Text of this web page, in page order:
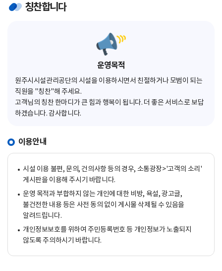
칭찬합니다
운영목적
원주시시설관리공단의 시설을 이용하시면서 친절하거나 모범이 되는
직원을 "칭찬"해 주세요.
고객님의 칭찬 한마디가 큰 힘과 행복이 됩니다. 더 좋은 서비스로 보답
하겠습니다. 감사합니다.
이용안내
시설 이용 불편, 문의, 건의사항 등의 경우, 소통광장>'고객의 소리'
게시판을 이용해 주시기 바랍니다.
운영 목적과 부합하지 않는 개인에 대한 비방, 욕설, 광고글,
불건전한 내용 등은 사전 동의 없이 게시물 삭제될 수 있음을
알려드립니다.
개인정보보호를 위하여 주민등록번호 등 개인정보가 노출되지
않도록 주의하시기 바랍니다.